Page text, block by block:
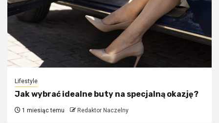
Lifestyle
Jak wybrać idealne buty na specjalną okazję?
1 miesiąc temu Redaktor Naczelny